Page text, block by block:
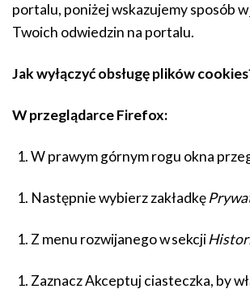
portalu, poniżej wskazujemy sposób
Twoich odwiedzin na portalu.
Jak wyłączyć obsługę plików
W przeglądarce Firefox:
W prawym górnym rogu okna
Następnie wybierz zakładkę
Z menu rozwijanego w sekcji
Zaznacz Akceptuj ciasteczka, by